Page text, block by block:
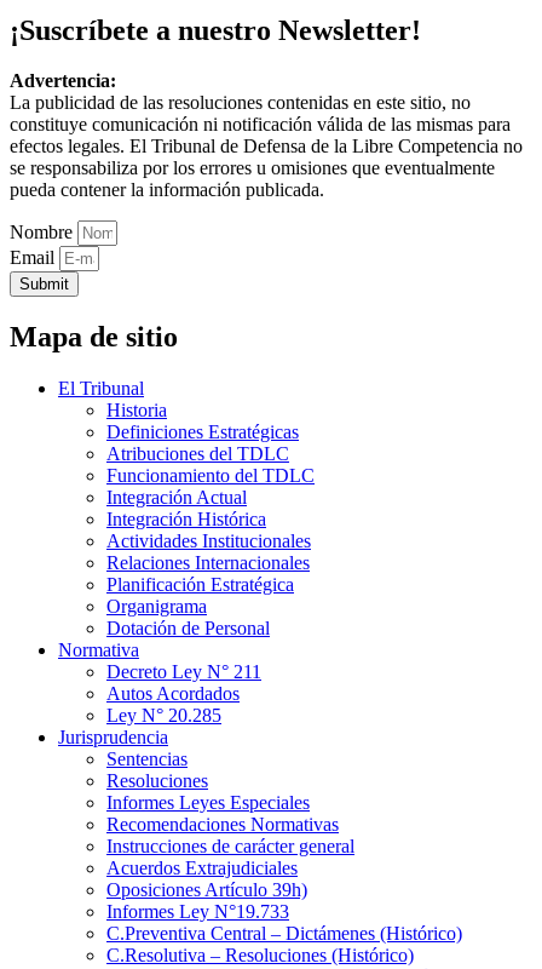
¡Suscríbete a nuestro Newsletter!
Advertencia:
La publicidad de las resoluciones contenidas en este sitio, no
constituye comunicación ni notificación válida de las mismas para
efectos legales. El Tribunal de Defensa de la Libre Competencia no
se responsabiliza por los errores u omisiones que eventualmente
pueda contener la información publicada.
Nombre
Email
Submit
Mapa de sitio
El Tribunal
Historia
Definiciones Estratégicas
Atribuciones del TDLC
Funcionamiento del TDLC
Integración Actual
Integración Histórica
Actividades Institucionales
Relaciones Internacionales
Planificación Estratégica
Organigrama
Dotación de Personal
Normativa
Decreto Ley N° 211
Autos Acordados
Ley N° 20.285
Jurisprudencia
Sentencias
Resoluciones
Informes Leyes Especiales
Recomendaciones Normativas
Instrucciones de carácter general
Acuerdos Extrajudiciales
Oposiciones Artículo 39h)
Informes Ley N°19.733
C.Preventiva Central – Dictámenes (Histórico)
C.Resolutiva – Resoluciones (Histórico)